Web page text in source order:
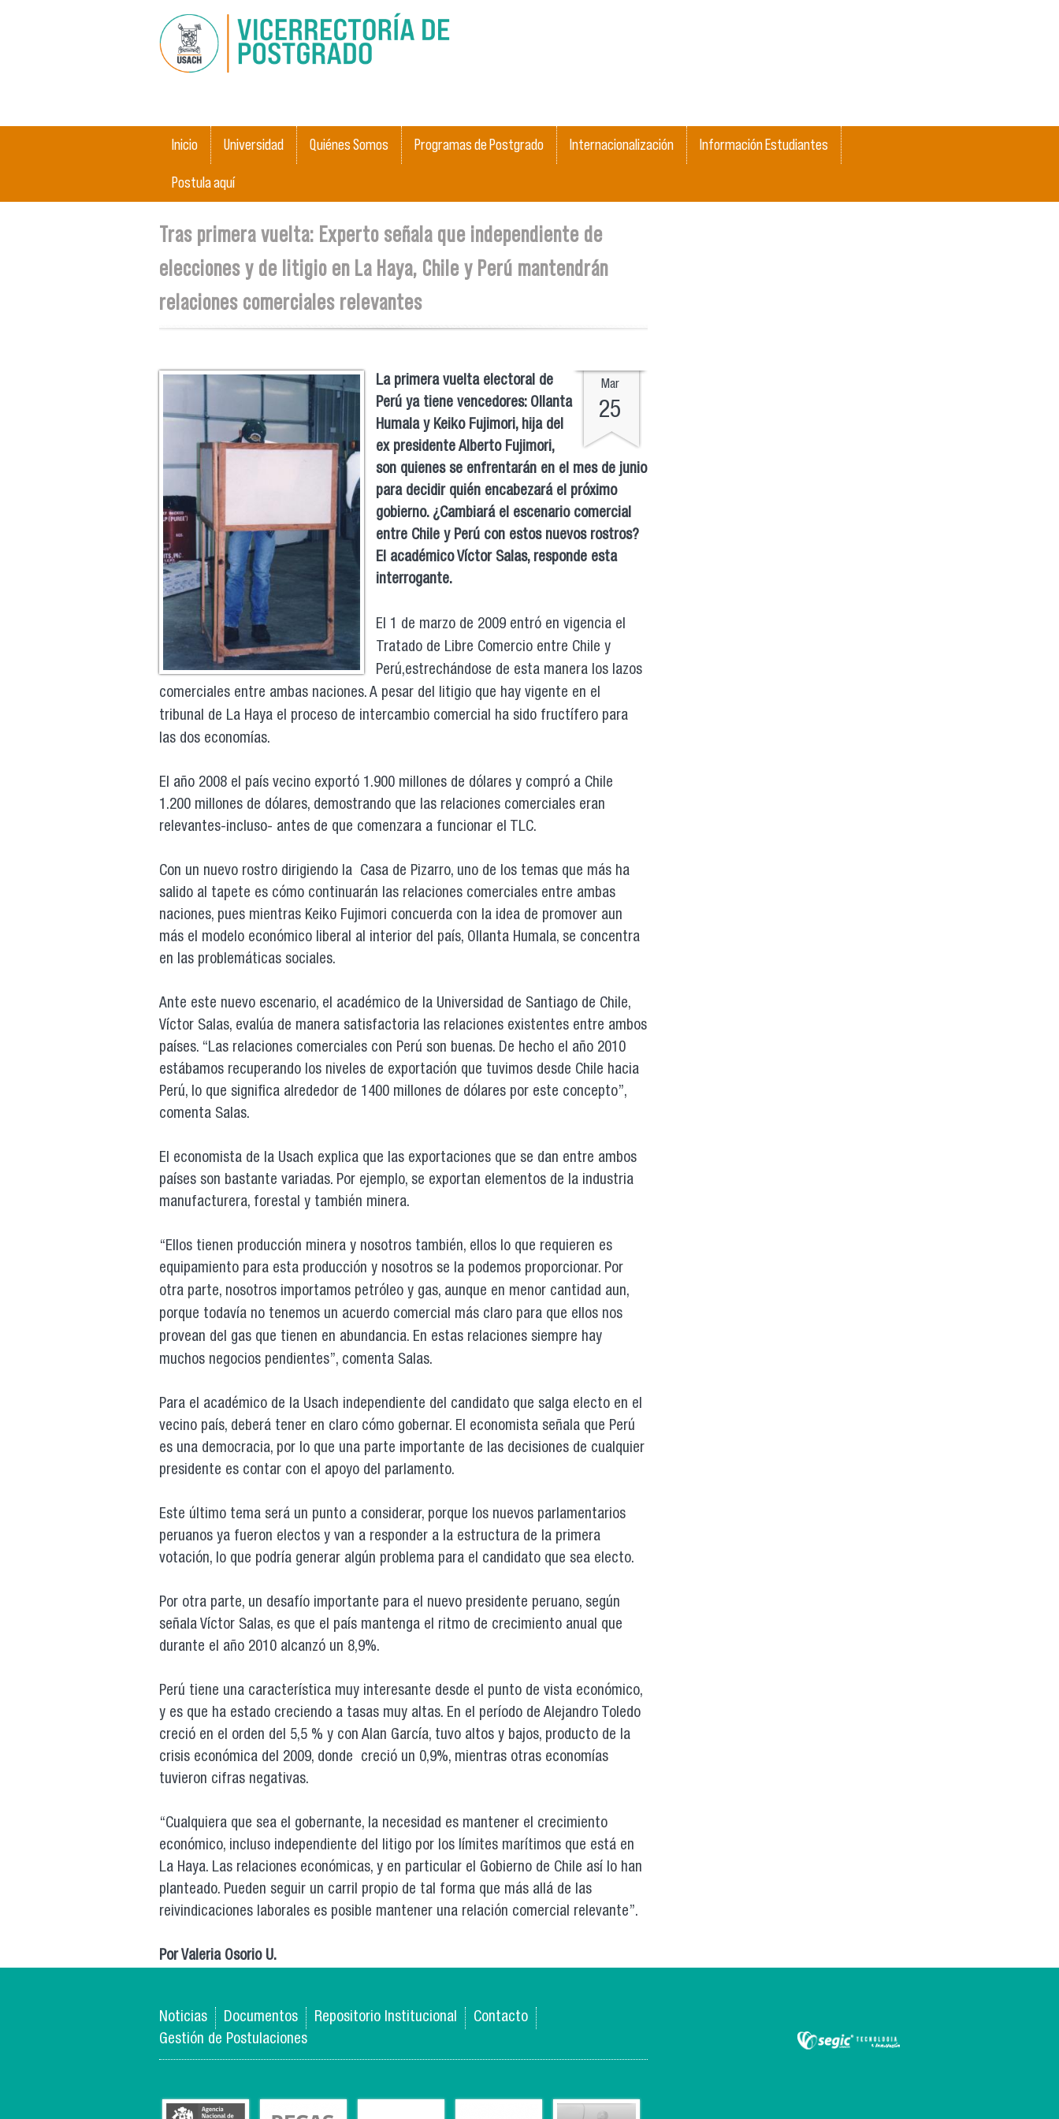
Main menu
Inicio Universidad Quiénes Somos Programas de Postgrado Internacionalización Información Estudiantes
Postula aquí
You are here
Tras primera vuelta: Experto señala que independiente de
elecciones y de litigio en La Haya, Chile y Perú mantendrán
relaciones comerciales relevantes
Mar
25
La primera vuelta electoral de
Perú ya tiene vencedores: Ollanta
Humala y Keiko Fujimori, hija del
ex presidente Alberto Fujimori,
son quienes se enfrentarán en el mes de junio
para decidir quién encabezará el próximo
gobierno. ¿Cambiará el escenario comercial
entre Chile y Perú con estos nuevos rostros?
El académico Víctor Salas, responde esta
interrogante.
El 1 de marzo de 2009 entró en vigencia el
Tratado de Libre Comercio entre Chile y
Perú,estrechándose de esta manera los lazos
comerciales entre ambas naciones. A pesar del litigio que hay vigente en el
tribunal de La Haya el proceso de intercambio comercial ha sido fructífero para
las dos economías.
El año 2008 el país vecino exportó 1.900 millones de dólares y compró a Chile
1.200 millones de dólares, demostrando que las relaciones comerciales eran
relevantes-incluso- antes de que comenzara a funcionar el TLC.
Con un nuevo rostro dirigiendo la Casa de Pizarro, uno de los temas que más ha
salido al tapete es cómo continuarán las relaciones comerciales entre ambas
naciones, pues mientras Keiko Fujimori concuerda con la idea de promover aun
más el modelo económico liberal al interior del país, Ollanta Humala, se concentra
en las problemáticas sociales.
Ante este nuevo escenario, el académico de la Universidad de Santiago de Chile,
Víctor Salas, evalúa de manera satisfactoria las relaciones existentes entre ambos
países. “Las relaciones comerciales con Perú son buenas. De hecho el año 2010
estábamos recuperando los niveles de exportación que tuvimos desde Chile hacia
Perú, lo que significa alrededor de 1400 millones de dólares por este concepto”,
comenta Salas.
El economista de la Usach explica que las exportaciones que se dan entre ambos
países son bastante variadas. Por ejemplo, se exportan elementos de la industria
manufacturera, forestal y también minera.
“Ellos tienen producción minera y nosotros también, ellos lo que requieren es
equipamiento para esta producción y nosotros se la podemos proporcionar. Por
otra parte, nosotros importamos petróleo y gas, aunque en menor cantidad aun,
porque todavía no tenemos un acuerdo comercial más claro para que ellos nos
provean del gas que tienen en abundancia. En estas relaciones siempre hay
muchos negocios pendientes”, comenta Salas.
Para el académico de la Usach independiente del candidato que salga electo en el
vecino país, deberá tener en claro cómo gobernar. El economista señala que Perú
es una democracia, por lo que una parte importante de las decisiones de cualquier
presidente es contar con el apoyo del parlamento.
Este último tema será un punto a considerar, porque los nuevos parlamentarios
peruanos ya fueron electos y van a responder a la estructura de la primera
votación, lo que podría generar algún problema para el candidato que sea electo.
Por otra parte, un desafío importante para el nuevo presidente peruano, según
señala Víctor Salas, es que el país mantenga el ritmo de crecimiento anual que
durante el año 2010 alcanzó un 8,9%.
Perú tiene una característica muy interesante desde el punto de vista económico,
y es que ha estado creciendo a tasas muy altas. En el período de Alejandro Toledo
creció en el orden del 5,5 % y con Alan García, tuvo altos y bajos, producto de la
crisis económica del 2009, donde creció un 0,9%, mientras otras economías
tuvieron cifras negativas.
“Cualquiera que sea el gobernante, la necesidad es mantener el crecimiento
económico, incluso independiente del litigo por los límites marítimos que está en
La Haya. Las relaciones económicas, y en particular el Gobierno de Chile así lo han
planteado. Pueden seguir un carril propio de tal forma que más allá de las
reivindicaciones laborales es posible mantener una relación comercial relevante”.
Por Valeria Osorio U.
Noticias Documentos Repositorio Institucional
Contacto
Gestión de Postulaciones